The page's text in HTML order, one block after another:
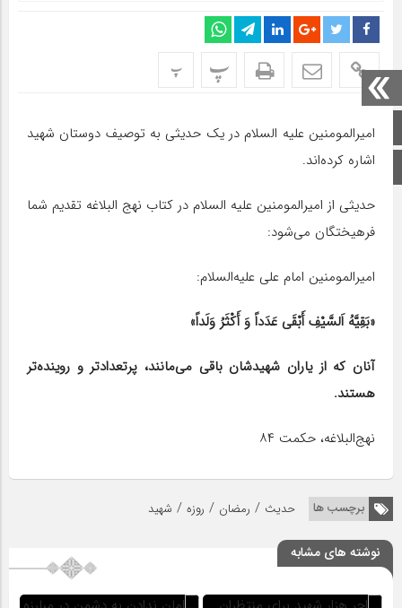
صفحه اصلی
اینستاگرام
پ پ
امیرالمومنین علیه السلام در یک حدیثی به توصیف دوستان شهید
اشاره کرده‌اند.
حدیثی از امیرالمومنین علیه السلام در کتاب نهج البلاغه تقدیم شما
فرهیختگان می‌شود:
امیرالمومنین امام علی علیه‌السلام:
«بَقِیَّهُ اَلسَّیْفِ أَبْقَی عَدَداً وَ أَکْثَرُ وَلَداً»
آنان که از یاران شهیدشان باقی می‌مانند، پرتعدادتر و روینده‌تر
هستند.
نهج‌البلاغه، حکمت ۸۴
برچسب ها حدیث / رمضان / روزه / شهید
نوشته های مشابه